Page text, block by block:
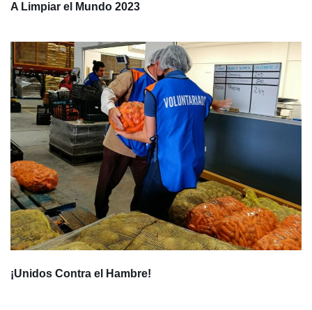
A Limpiar el Mundo 2023
¡Unidos Contra el Hambre!